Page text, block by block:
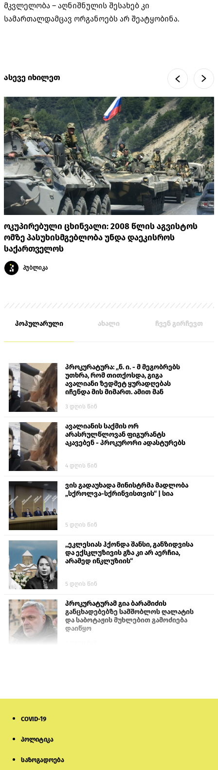
მკვლელობა – აღნიშნულის შესახებ კი
სამართალდამცავ ორგანოებს არ შეატყობინა.
ასევე იხილეთ
ოკუპირებული ცხინვალი: 2008 წლის აგვისტოს
ომზე პასუხისმგებლობა უნდა დაეკისროს
საქართველოს
პუბლიკა
პოპულარული ახალი ჩვენ გირჩევთ
პროკურატურა: „ნ. ი. - მ მეგობრებს
უთხრა, რომ თითქოსდა, გიგა
ავალიანი ზედმეტ ყურადღებას
იჩენდა მის მიმართ. ამით მან
თავს დასხმოდა გიგა ავალიანს“
3 დღის წინ
ავალიანის საქმის ორ
არასრულწლოვან ფიგურანტს
აკავებენ - პროკურორი ადასტურებს
4 დღის წინ
ვის გადაუხადა მინისტრმა მადლობა
„სქროლვა-სქრინვისთვის“ | სია
5 დღის წინ
„ეკლესიას ჰქონდა შანსი, განზიდვისა
და ექსკლუზივის გზა კი არ აერჩია,
არამედ ინკლუზიის“
5 დღის წინ
პროკურატურამ გია ბარამიძის
განცხადებებზე სამშობლოს ღალატის
და საბოტაჟის მუხლებით გამოძიება
დაიწყო
COVID-19
პოლიტიკა
საზოგადოება